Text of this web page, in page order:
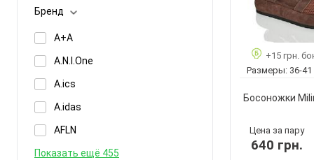
Бренд
A+A
A.N.I.One
A.ics
A.idas
AFLN
Показать ещё 455
+15 грн.
Размеры: 36-41
Босоножки
Цена за пару
640 грн.